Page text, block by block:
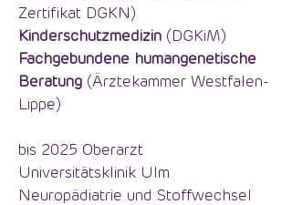
Zertifikat DGKN)
Kinderschutzmedizin (DGKiM)
Fachgebundene humangenetische
Beratung (Ärztekammer Westfalen-
Lippe)
bis 2025 Oberarzt
Universitätsklinik Ulm
Neuropädiatrie und Stoffwechsel